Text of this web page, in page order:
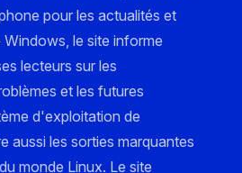
pour les actualités et
Windows, le site informe
lecteurs sur les
et les futures
d'exploitation de
aussi les sorties marquantes
monde Linux. Le site